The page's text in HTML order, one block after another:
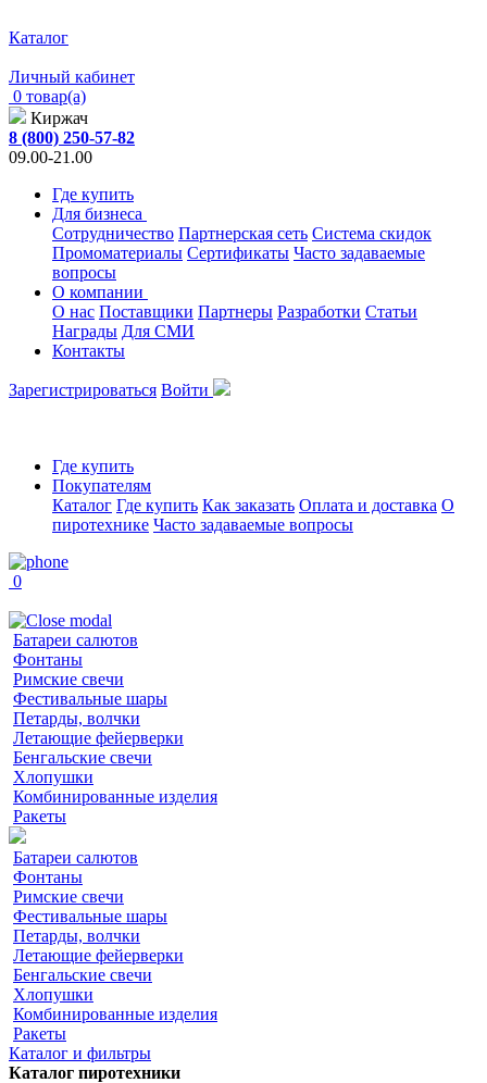
Каталог
Личный кабинет
0 товар(а)
Киржач
8 (800) 250-57-82
09.00-21.00
Где купить
Для бизнеса
Сотрудничество Партнерская сеть Система скидок
Промоматериалы Сертификаты Часто задаваемые
вопросы
О компании
О нас Поставщики Партнеры Разработки Статьи
Награды Для СМИ
Контакты
Зарегистрироваться Войти
Где купить
Покупателям
Каталог Где купить Как заказать Оплата и доставка О
пиротехнике Часто задаваемые вопросы
0
Батареи салютов
Фонтаны
Римские свечи
Фестивальные шары
Петарды, волчки
Летающие фейерверки
Бенгальские свечи
Хлопушки
Комбинированные изделия
Ракеты
Батареи салютов
Фонтаны
Римские свечи
Фестивальные шары
Петарды, волчки
Летающие фейерверки
Бенгальские свечи
Хлопушки
Комбинированные изделия
Ракеты
Каталог и фильтры
Каталог пиротехники